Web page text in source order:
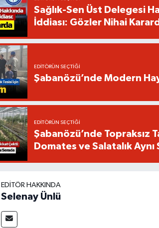
Sağlık-Sen Üst Delegesi
İddiası: Gözler Nihai
EDITÖRÜN SEÇTIĞI
Şabanözü’nde Modern
EDITÖRÜN SEÇTIĞI
Şabanözü’nde Topraksız
Domates ve Salatalık Aynı
EDITÖR HAKKINDA
Selenay Ünlü